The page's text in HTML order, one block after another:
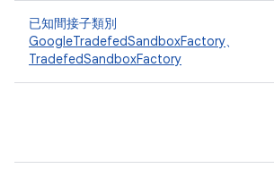
已知間接子類別
GoogleTradefedSandboxFactory、
TradefedSandboxFactory